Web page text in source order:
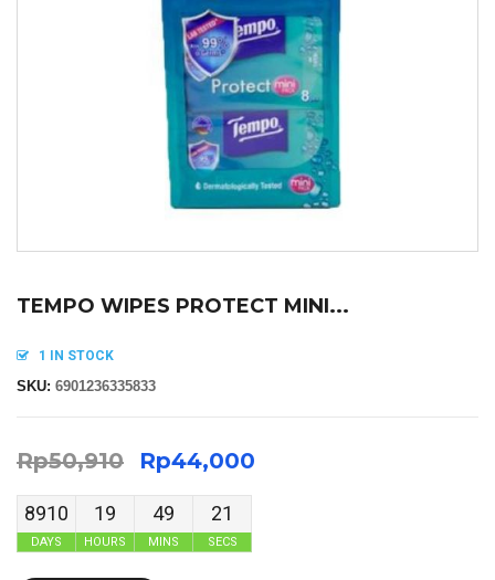
TEMPO WIPES PROTECT MINI...
1 IN STOCK
SKU: 6901236335833
Rp50,910 Rp44,000
8910
DAYS
19
HOURS
49
MINS
20
SECS